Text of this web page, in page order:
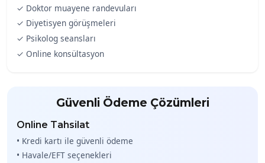
✓ Doktor muayene randevuları
✓ Diyetisyen görüşmeleri
✓ Psikolog seansları
✓ Online konsültasyon
Güvenli Ödeme Çözümleri
Online Tahsilat
• Kredi kartı ile güvenli ödeme
• Havale/EFT seçenekleri